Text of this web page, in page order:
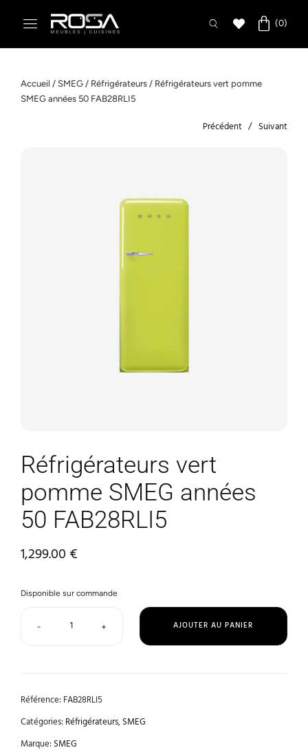
Accueil / SMEG / Réfrigérateurs / Réfrigérateurs vert pomme
SMEG années 50 FAB28RLI5
Précédent Suivant
Réfrigérateurs vert
pomme SMEG années
50 FAB28RLI5
1,299.00 €
Disponible sur commande
+
- AJOUTER AU PANIER
Référence:FAB28RLI5
Catégories:Réfrigérateurs,SMEG
Marque:SMEG